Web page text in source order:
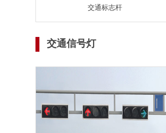
交通标志杆
交通信号灯